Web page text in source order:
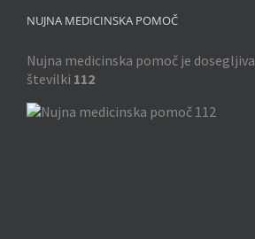
NUJNA MEDICINSKA POMOČ
Nujna medicinska pomoč je
številki 112